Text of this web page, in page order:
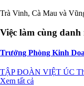
Trà Vinh, Cà Mau và
Việc làm cùng danh
Trưởng Phòng Kinh
TẬP ĐOÀN VIỆT ÚC
Xem tất cả